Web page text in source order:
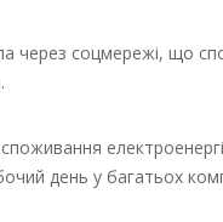
через соцмережі, що
день у багатьох